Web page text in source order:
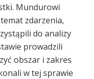
Mundurowi
zdarzenia,
do analizy
prowadzili
obszar i zakres
w tej sprawie